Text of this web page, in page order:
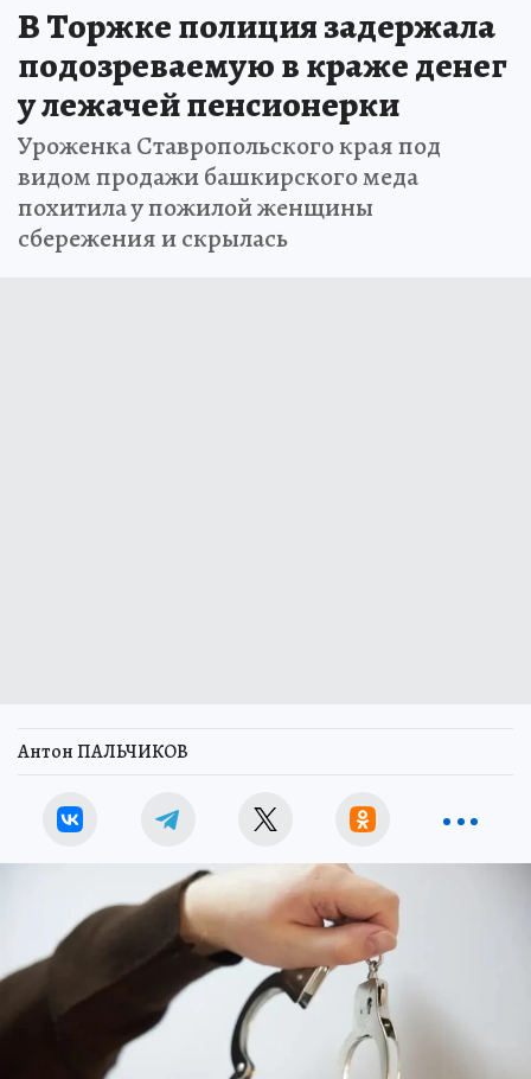
В Торжке полиция задержала
подозреваемую в краже денег
у лежачей пенсионерки
Уроженка Ставропольского края под
видом продажи башкирского меда
похитила у пожилой женщины
сбережения и скрылась
Антон ПАЛЬЧИКОВ